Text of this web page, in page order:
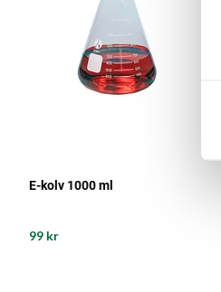
E-kolv 1000 ml
99 kr